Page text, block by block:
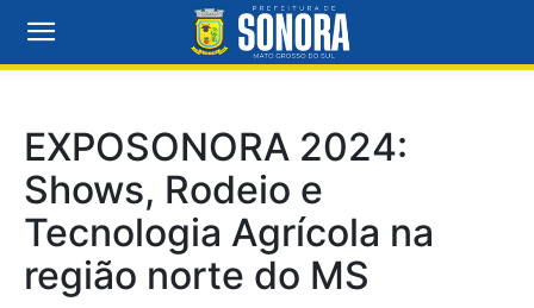
EXPOSONORA 2024:
Shows, Rodeio e
Tecnologia Agrícola na
região norte do MS